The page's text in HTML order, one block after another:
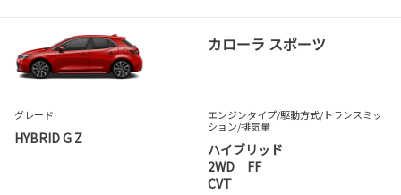
カローラ スポーツ
グレード
HYBRID G Z
エンジンタイプ/駆動方式/トランスミッ
ション/排気量
ハイブリッド
2WD FF
CVT